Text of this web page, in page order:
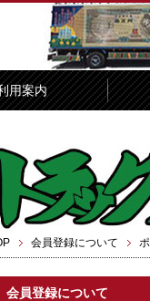
用案内
会員登録について
会員登録について